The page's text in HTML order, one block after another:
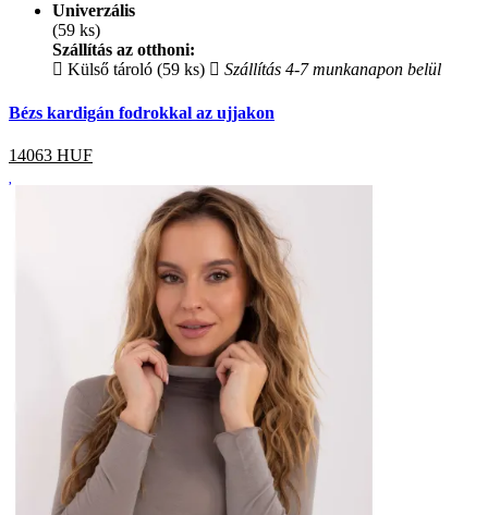
Univerzális
(59 ks)
Szállítás az otthoni:
Külső tároló (59 ks)
Szállítás 4-7 munkanapon belül
Bézs kardigán fodrokkal az ujjakon
14063 HUF